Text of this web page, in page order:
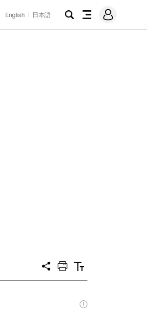
English 日本語
검
전
메
그
공
프
트
텍
트